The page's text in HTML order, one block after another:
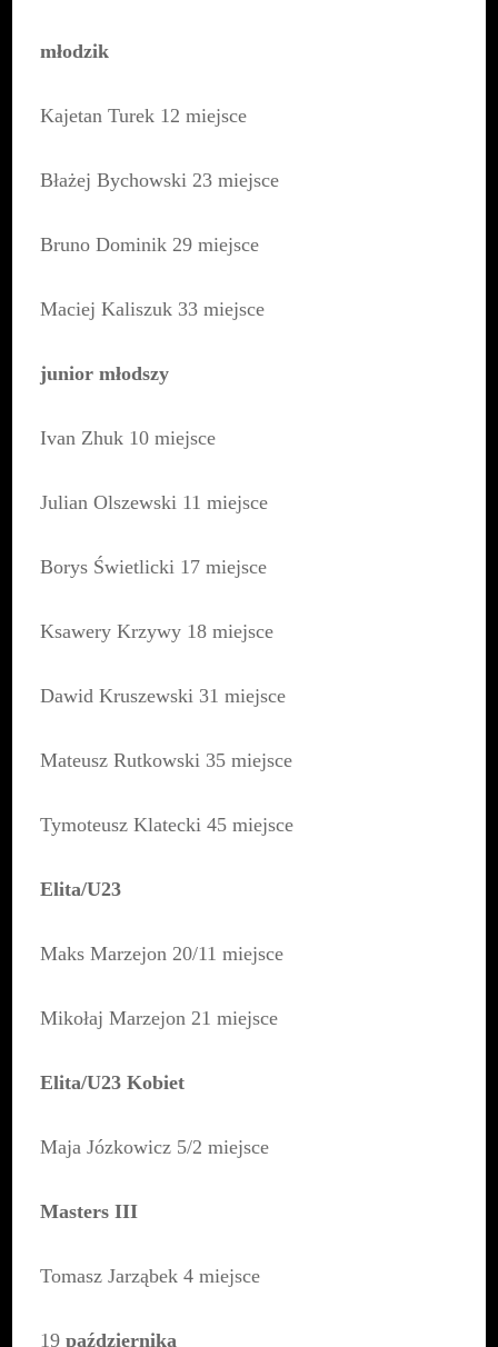
młodzik
Kajetan Turek 12 miejsce
Błażej Bychowski 23 miejsce
Bruno Dominik 29 miejsce
Maciej Kaliszuk 33 miejsce
junior młodszy
Ivan Zhuk 10 miejsce
Julian Olszewski 11 miejsce
Borys Świetlicki 17 miejsce
Ksawery Krzywy 18 miejsce
Dawid Kruszewski 31 miejsce
Mateusz Rutkowski 35 miejsce
Tymoteusz Klatecki 45 miejsce
Elita/U23
Maks Marzejon 20/11 miejsce
Mikołaj Marzejon 21 miejsce
Elita/U23 Kobiet
Maja Józkowicz 5/2 miejsce
Masters III
Tomasz Jarząbek 4 miejsce
19października